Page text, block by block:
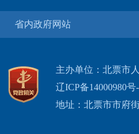
省内政府网站
主办单位：北票市
辽ICP备14000980号-
地址：北票市市府